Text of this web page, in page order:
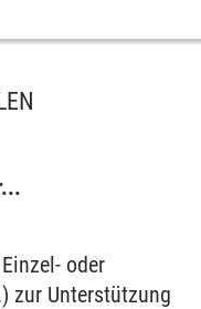
oder
zur Unterstützung